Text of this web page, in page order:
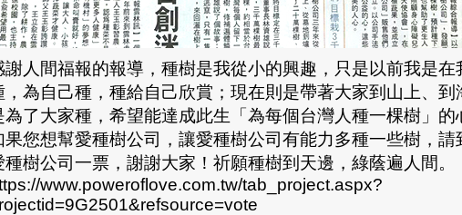
謝人間福報的報導，種樹是我從小的興趣，只是以前我是在
，為自己種，種給自己欣賞；現在則是帶著大家到山上、到
為了大家種，希望能達成此生「為每個台灣人種一棵樹」的
果您想幫愛種樹公司，讓愛種樹公司有能力多種一些樹，請
種樹公司一票，謝謝大家！祈願種樹到天邊，綠蔭遍人間。
www.poweroflove.com.tw/tab_project.aspx?